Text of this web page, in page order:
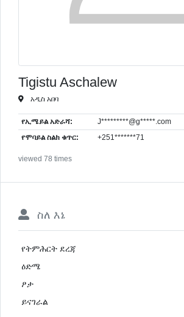
Tigistu Aschalew
አዲስ አበባ
የኢሜይል አድራሻ: J*********@g*****.com
የሞባይል ስልክ ቁጥር: +251*******71
viewed 78 times
ስለ እኔ
የትምሕርት ደረጃ
ዕድሜ
ፆታ
ይናገራል